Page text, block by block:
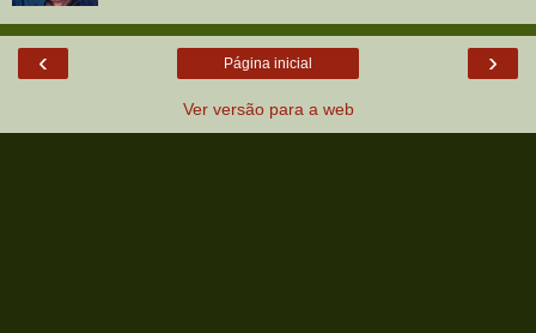
‹ ›
Página inicial
Ver versão para a web